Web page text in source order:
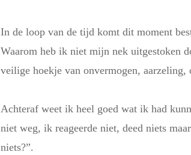
In de loop van de tijd komt dit moment
Waarom heb ik niet mijn nek uitgestoken
veilige hoekje van onvermogen,
Achteraf weet ik heel goed wat ik had
niet weg, ik reageerde niet, deed niets
niets?”.